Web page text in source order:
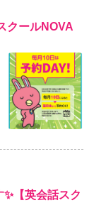
クールNOVA
【英会話スク